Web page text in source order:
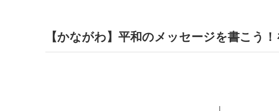
【かながわ】平和のメッセージを書こう